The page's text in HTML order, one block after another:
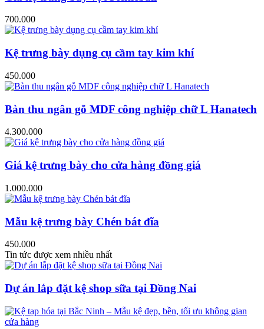
700.000
Kệ trưng bày dụng cụ cầm tay kim khí
450.000
Bàn thu ngân gỗ MDF công nghiệp chữ L Hanatech
4.300.000
Giá kệ trưng bày cho cửa hàng đồng giá
1.000.000
Mẫu kệ trưng bày Chén bát đĩa
450.000
Tin tức được xem nhiều nhất
Dự án lắp đặt kệ shop sữa tại Đồng Nai